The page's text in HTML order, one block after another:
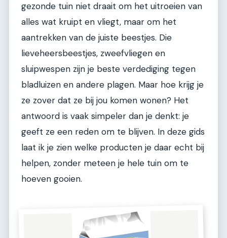
gezonde tuin niet draait om het uitroeien van
alles wat kruipt en vliegt, maar om het
aantrekken van de juiste beestjes. Die
lieveheersbeestjes, zweefvliegen en
sluipwespen zijn je beste verdediging tegen
bladluizen en andere plagen. Maar hoe krijg je
ze zover dat ze bij jou komen wonen? Het
antwoord is vaak simpeler dan je denkt: je
geeft ze een reden om te blijven. In deze gids
laat ik je zien welke producten je daar echt bij
helpen, zonder meteen je hele tuin om te
hoeven gooien.